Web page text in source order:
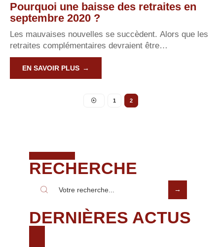
Pourquoi une baisse des retraites en
septembre 2020 ?
Les mauvaises nouvelles se succèdent. Alors que les
retraites complémentaires devraient être…
EN SAVOIR PLUS
1 2
RECHERCHE
DERNIÈRES ACTUS